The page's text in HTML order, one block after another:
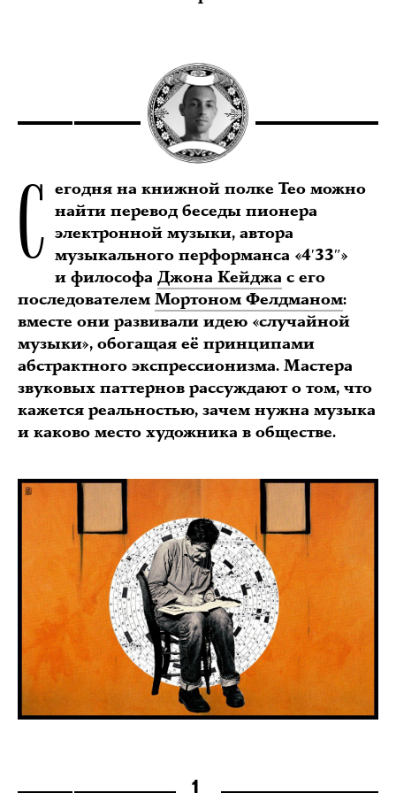
С егодня на книжной полке Тео можно
найти перевод беседы пионера
электронной музыки, автора
музыкального перформанса «4′33″»
и философа Джона Кейджа с его
последователем Мортоном Фелдманом:
вместе они развивали идею «случайной
музыки», обогащая её принципами
абстрактного экспрессионизма. Мастера
звуковых паттернов рассуждают о том, что
кажется реальностью, зачем нужна музыка
и каково место художника в обществе.